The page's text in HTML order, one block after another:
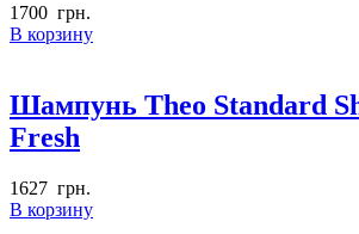
1700 грн.
В корзину
Шампунь Theo Standard
Fresh
1627 грн.
В корзину